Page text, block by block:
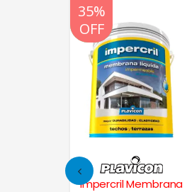
20%
OFF
35%
OFF
Duralba Latex